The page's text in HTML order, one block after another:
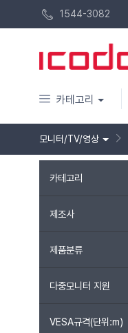
1544-3082
카테고리
모니터/TV/영상
카테고리
제조사
제품분류
다중모니터 지원
VESA규격(단위:m)